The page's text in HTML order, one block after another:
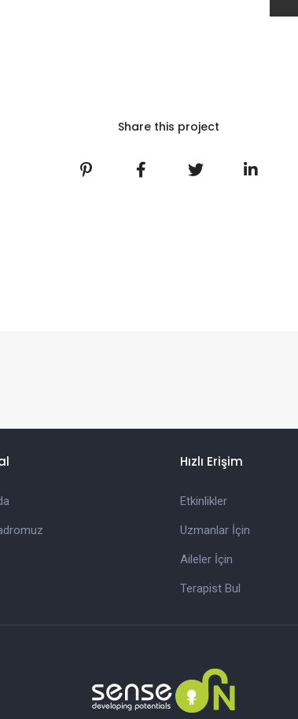
Share this project
Hızlı Erişim
Etkinlikler
Uzmanlar İçin
Aileler İçin
Terapist Bul